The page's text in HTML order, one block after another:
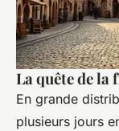
La quête de la
En grande
plusieurs jours